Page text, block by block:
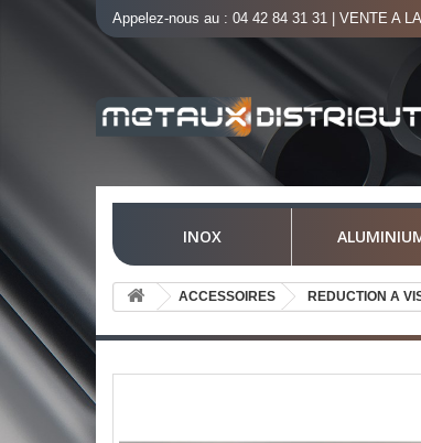
Appelez-nous au : 04 42 84 31 31 | VENTE A
INOX
ACCESSOIRES REDUCTION A